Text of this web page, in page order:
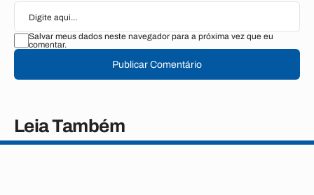
Salvar meus dados neste navegador para a próxima vez que eu
comentar.
Publicar Comentário
Leia Também